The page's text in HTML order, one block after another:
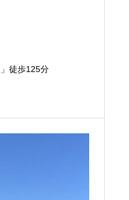
徒歩125分